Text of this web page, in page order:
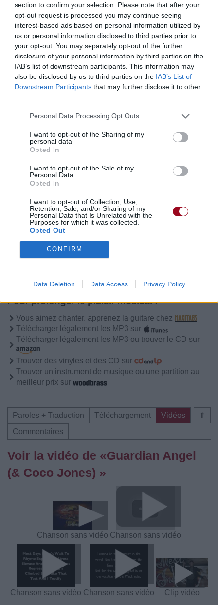
section to confirm your selection. Please note that after your
opt-out request is processed you may continue seeing
interest-based ads based on personal information utilized by
us or personal information disclosed to third parties prior to
your opt-out. You may separately opt-out of the further
disclosure of your personal information by third parties on the
IAB’s list of downstream participants. This information may
also be disclosed by us to third parties on the IAB’s List of
Downstream Participants that may further disclose it to other
Personal Data Processing Opt Outs
I want to opt-out of the Sharing of my
personal data.
Opted In
I want to opt-out of the Sale of my
Personal Data.
Opted In
I want to opt-out of Collection, Use,
Retention, Sale, and/or Sharing of my
Personal Data that Is Unrelated with the
Purposes for which it was collected.
Opted Out
CONFIRM
Data Deletion Data Access Privacy Policy
Publié parVisa
le 13 décembre
2016 à 14h42.
Chanteurs : Tyler James Williams
Paroles + Traduction
Commentaires
Pour prolonger le plaisir musical :
Vous aimez chanter, apprenez la guitare chez
Télécharger légalement les MP3 sur
Télécharger légalement les MP3 ou trouver le CD sur
Trouver des vinyles et des CD sur
Trouver un instrument de musique ou une partition au
meilleur prix sur
⇑
Paroles + Traduction Téléchargement
Vidéos
Commentaires
Voir la vidéo de «Guardian Angel
(& Coco Jones) »
Chanson sans vidéo Chanson sans vidéo
Chanson sans vidéo Chanson sans vidéo Clip vidéo